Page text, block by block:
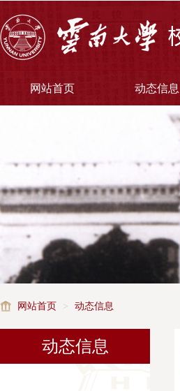
网站首页 动态信息
网站首页 > 动态信息
动态信息